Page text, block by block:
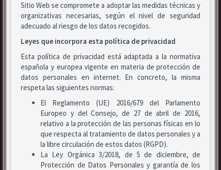
Sitio Web se compromete a adoptar las medidas técnicas y
organizativas necesarias, según el nivel de seguridad
adecuado al riesgo de los datos recogidos.
Leyes que incorpora esta política de privacidad
Esta política de privacidad está adaptada a la normativa
española y europea vigente en materia de protección de
datos personales en internet. En concreto, la misma
respeta las siguientes normas:
El Reglamento (UE) 2016/679 del Parlamento
Europeo y del Consejo, de 27 de abril de 2016,
relativo a la protección de las personas físicas en lo
que respecta al tratamiento de datos personales y a
la libre circulación de estos datos (RGPD).
La Ley Orgánica 3/2018, de 5 de diciembre, de
Protección de Datos Personales y garantía de los